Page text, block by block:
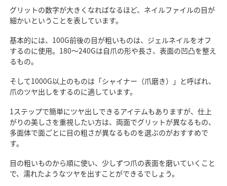
グリットの数字が大きくなればなるほど、ネイルファイルの目が
細かいということを表しています。
基本的には、100G前後の目が粗いものは、ジェルネイルをオフ
するのに使用。180〜240Gは自爪の形や長さ、表面の凹凸を整え
るもの。
そして1000G以上のものは「シャイナー（爪磨き）」と呼ばれ、
爪のツヤ出しをするのに適しています。
1ステップで簡単にツヤ出しできるアイテムもありますが、仕上
がりの美しさを重視したい方は、両面でグリットが異なるもの、
多面体で面ごとに目の粗さが異なるものを選ぶのがおすすめで
す。
目の粗いものから順に使い、少しずつ爪の表面を磨いていくこと
で、濡れたようなツヤを出すことができるでしょう。